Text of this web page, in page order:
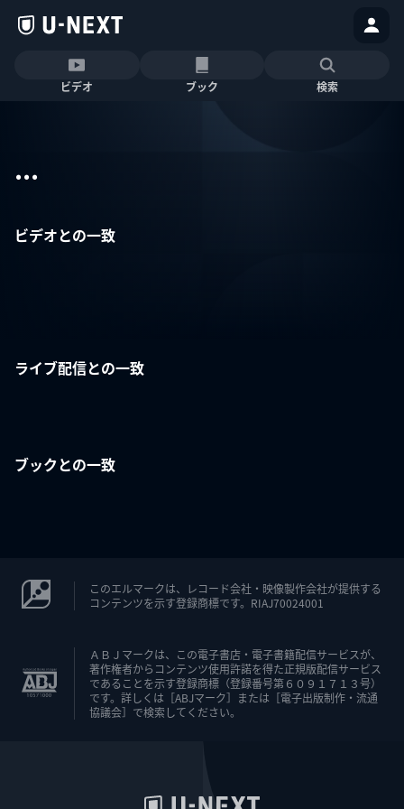
ビデオ ブック 検索
...
ビデオとの一致
ライブ配信との一致
ブックとの一致
このエルマークは、レコード会社・映像製作会社が提供する
コンテンツを示す登録商標です。RIAJ70024001
ＡＢＪマークは、この電子書店・電子書籍配信サービスが、
著作権者からコンテンツ使用許諾を得た正規版配信サービス
であることを示す登録商標（登録番号第６０９１７１３号）
です。詳しくは［ABJマーク］または［電子出版制作・流通
協議会］で検索してください。